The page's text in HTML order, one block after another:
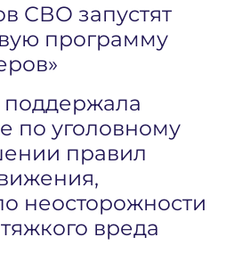
СВО запустят
программу
поддержала
по уголовному
правил
неосторожности
вреда